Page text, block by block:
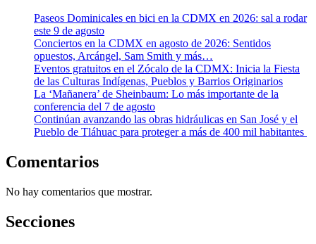
Paseos Dominicales en bici en la CDMX en 2026: sal a rodar
este 9 de agosto
Conciertos en la CDMX en agosto de 2026: Sentidos
opuestos, Arcángel, Sam Smith y más…
Eventos gratuitos en el Zócalo de la CDMX: Inicia la Fiesta
de las Culturas Indígenas, Pueblos y Barrios Originarios
La ‘Mañanera’ de Sheinbaum: Lo más importante de la
conferencia del 7 de agosto
Continúan avanzando las obras hidráulicas en San José y el
Pueblo de Tláhuac para proteger a más de 400 mil habitantes
Comentarios
No hay comentarios que mostrar.
Secciones